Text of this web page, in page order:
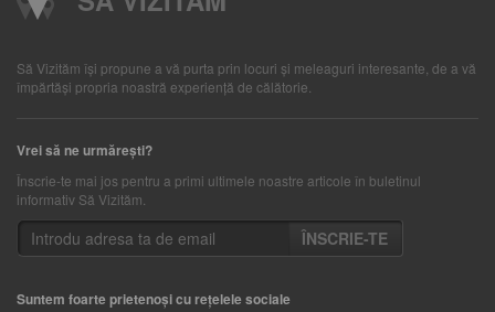
Să Vizităm îşi propune a vă purta prin locuri şi meleaguri interesante, de a vă
împărtăşi propria noastră experienţă de călătorie.
Vrei să ne urmărești?
Înscrie-te mai jos pentru a primi ultimele noastre articole în buletinul
informativ Să Vizităm.
Suntem foarte prietenoși cu rețelele sociale